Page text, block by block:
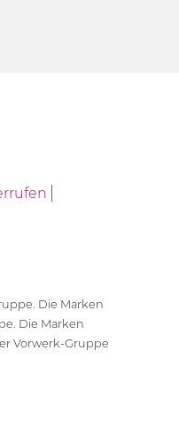
Die Marken
Die Marken
Vorwerk-Gruppe